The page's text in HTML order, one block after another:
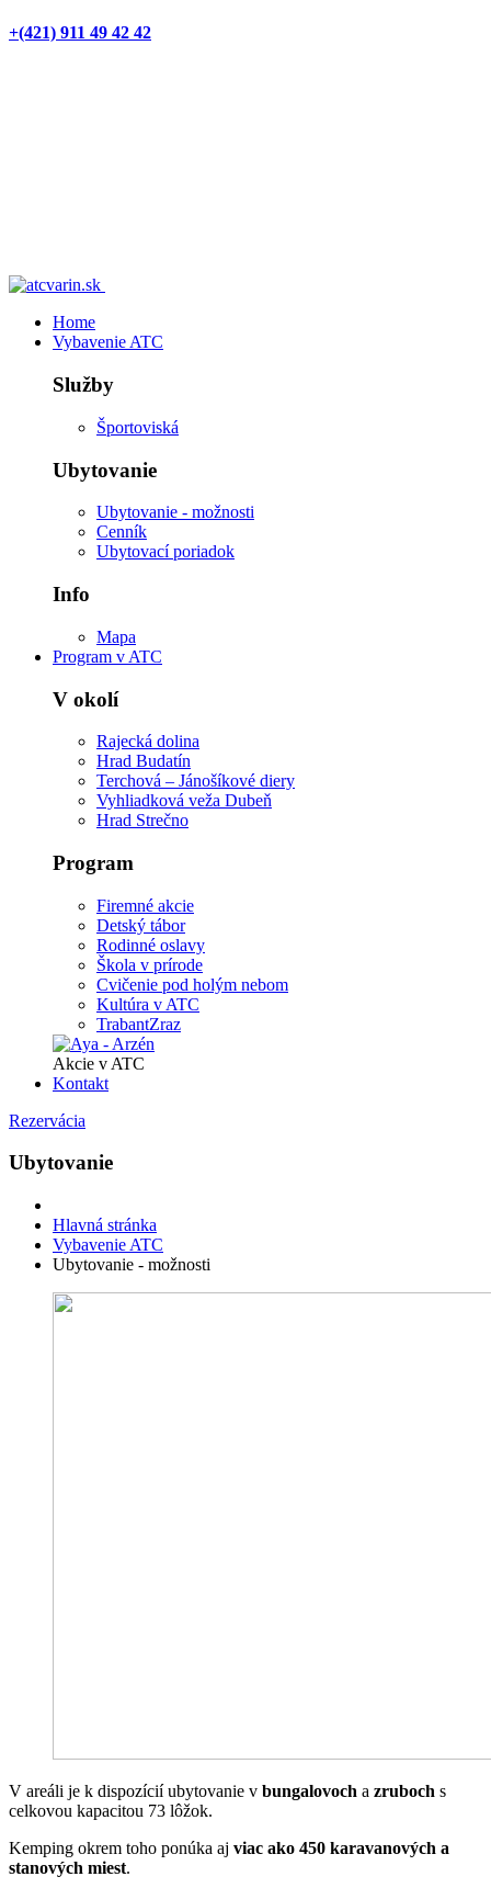
+(421) 911 49 42 42
Home
Vybavenie ATC
Služby
Športoviská
Ubytovanie
Ubytovanie - možnosti
Cenník
Ubytovací poriadok
Info
Mapa
Program v ATC
V okolí
Rajecká dolina
Hrad Budatín
Terchová – Jánošíkové diery
Vyhliadková veža Dubeň
Hrad Strečno
Program
Firemné akcie
Detský tábor
Rodinné oslavy
Škola v prírode
Cvičenie pod holým nebom
Kultúra v ATC
TrabantZraz
Akcie v ATC
Kontakt
Rezervácia
Ubytovanie
Hlavná stránka
Vybavenie ATC
Ubytovanie - možnosti
V areáli je k dispozícií ubytovanie v bungalovoch a zruboch s
celkovou kapacitou 73 lôžok.
Kemping okrem toho ponúka aj viac ako 450 karavanových a
stanových miest.